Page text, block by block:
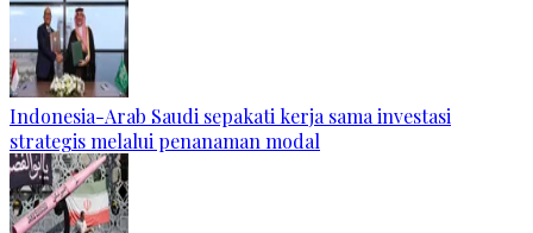
Indonesia-Arab Saudi sepakati kerja sama investasi
strategis melalui penanaman modal